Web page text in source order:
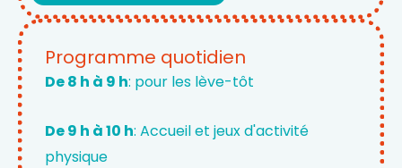
Programme quotidien
De 8 h à 9 h: pour les lève-tôt
De 9 h à 10 h: Accueil et jeux d'activité
physique